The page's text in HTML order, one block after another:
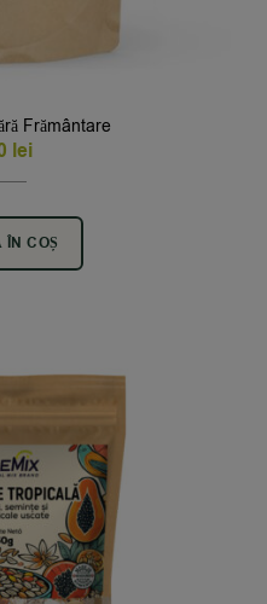
Frământare
lei
COȘ